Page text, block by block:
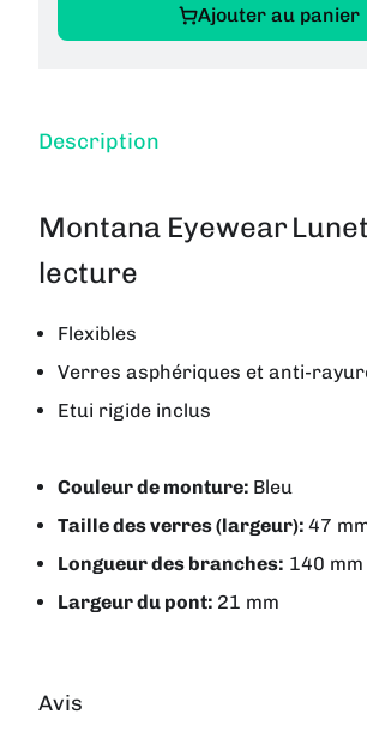
Ajouter au panier
Description
Montana Eyewear
lecture
Flexibles
Verres asphériques et anti-
Etui rigide inclus
Couleur de monture: Bleu
Taille des verres (largeur): 47
Longueur des branches: 140 mm
Largeur du pont: 21 mm
Avis